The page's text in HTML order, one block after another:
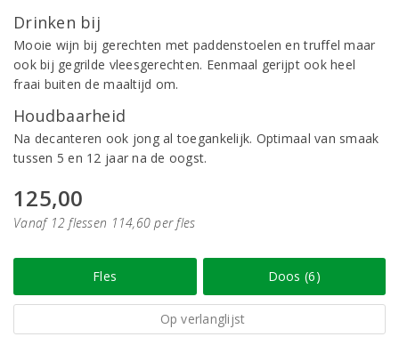
Drinken bij
Mooie wijn bij gerechten met paddenstoelen en truffel maar
ook bij gegrilde vleesgerechten. Eenmaal gerijpt ook heel
fraai buiten de maaltijd om.
Houdbaarheid
Na decanteren ook jong al toegankelijk. Optimaal van smaak
tussen 5 en 12 jaar na de oogst.
125,00
Vanaf 12 flessen 114,60 per fles
Fles Doos (6)
Op verlanglijst